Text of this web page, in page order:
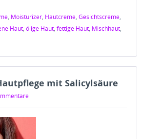
, Moisturizer, Hautcreme, Gesichtscreme,
Haut, ölige Haut, fettige Haut, Mischhaut,
mit Salicylsäure